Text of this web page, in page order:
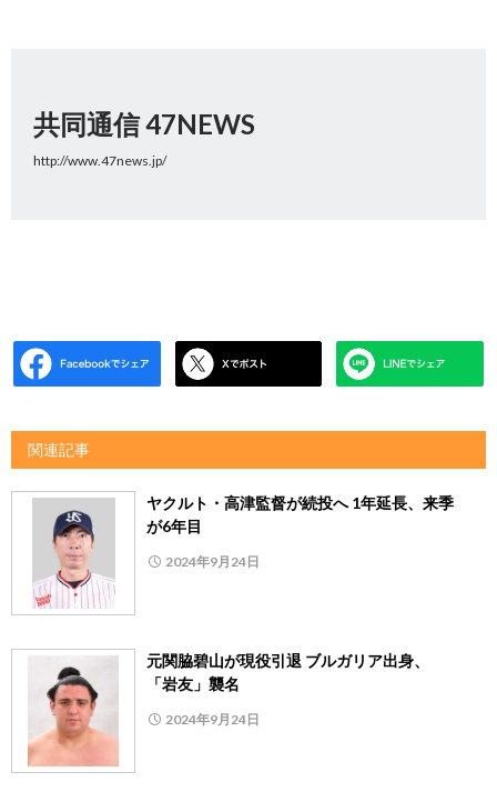
共同通信 47NEWS
http://www.47news.jp/
関連記事
ヤクルト・高津監督が続投へ 1年延長、来季
が6年目
2024年9月24日
元関脇碧山が現役引退 ブルガリア出身、
「岩友」襲名
2024年9月24日